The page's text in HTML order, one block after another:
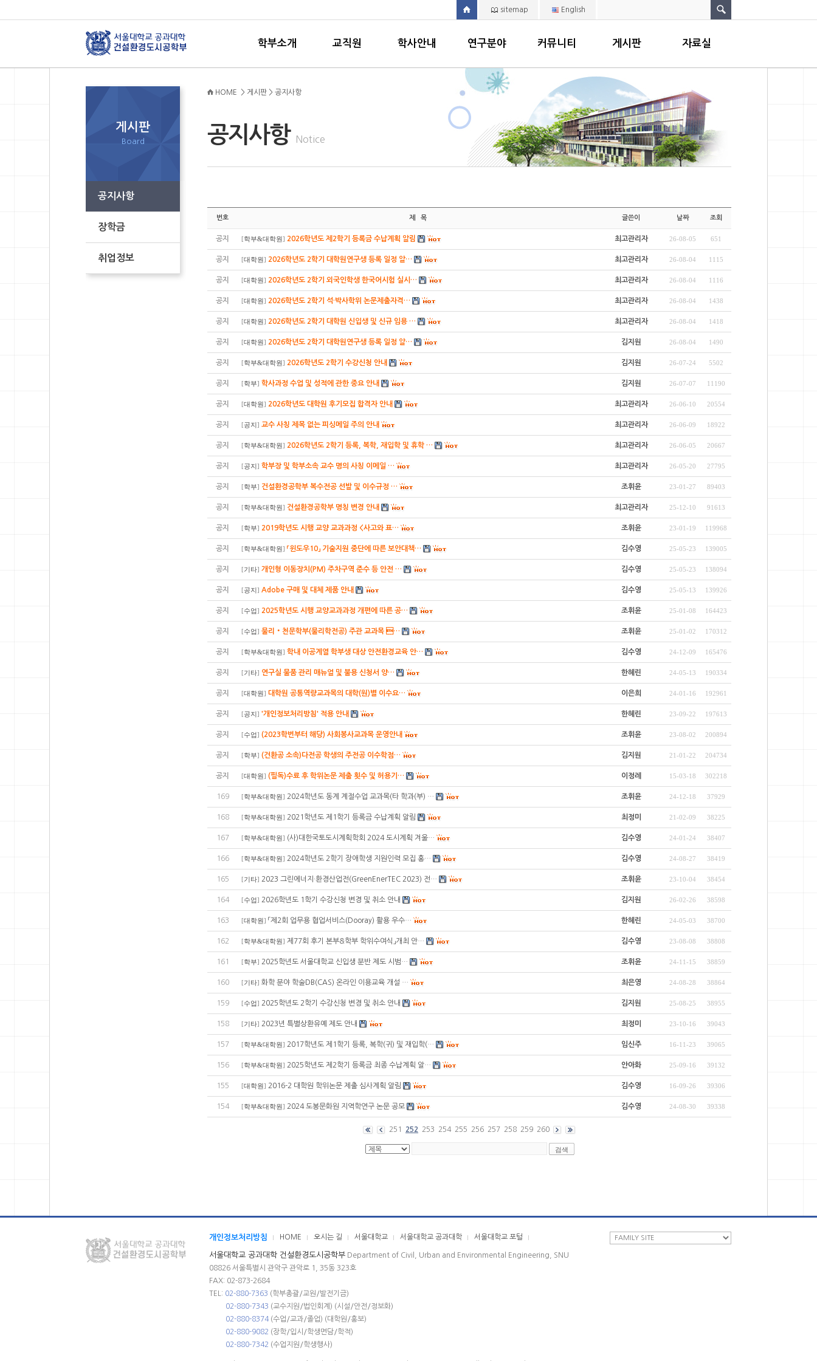
sitemap English
학부소개 교직원 학사안내 연구분야 커뮤니티 게시판 자료실
게시판
Board
공지사항
장학금
취업정보
공지사항 Notice
HOME > 게시판 > 공지사항
번호 제 목 글쓴이 날짜 조회
공지 [학부&대학원] 2026학년도 제2학기 등록금 수납계획 알림 최고관리자 26-08-05 651
공지 [대학원] 2026학년도 2학기 대학원연구생 등록 일정 알… 최고관리자 26-08-04 1115
공지 [대학원] 2026학년도 2학기 외국인학생 한국어시험 실시… 최고관리자 26-08-04 1116
공지 [대학원] 2026학년도 2학기 석·박사학위 논문제출자격… 최고관리자 26-08-04 1438
공지 [대학원] 2026학년도 2학기 대학원 신입생 및 신규 임용 … 최고관리자 26-08-04 1418
공지 [대학원] 2026학년도 2학기 대학원연구생 등록 일정 알… 김지원 26-08-04 1490
공지 [학부&대학원] 2026학년도 2학기 수강신청 안내 김지원 26-07-24 5502
공지 [학부] 학사과정 수업 및 성적에 관한 중요 안내 김지원 26-07-07 11190
공지 [대학원] 2026학년도 대학원 후기모집 합격자 안내 최고관리자 26-06-10 20554
공지 [공지 ] 교수 사칭 제목 없는 피싱메일 주의 안내 최고관리자 26-06-09 18922
공지 [학부&대학원] 2026학년도 2학기 등록, 복학, 재입학 및 휴학 … 최고관리자 26-06-05 20667
공지 [공지 ] 학부장 및 학부소속 교수 명의 사칭 이메일 … 최고관리자 26-05-20 27795
공지 [학부] 건설환경공학부 복수전공 선발 및 이수규정 … 조휘윤 23-01-27 89403
공지 [학부&대학원] 건설환경공학부 명칭 변경 안내 최고관리자 25-12-10 91613
공지 [학부] 2019학년도 시행 교양 교과과정 <사고와 표… 조휘윤 23-01-19 119968
공지 [학부&대학원] 「윈도우10」 기술지원 중단에 따른 보안대책… 김수영 25-05-23 139005
공지 [기타] 개인형 이동장치(PM) 주차구역 준수 등 안전 … 김수영 25-05-23 138094
공지 [공지 ] Adobe 구매 및 대체 제품 안내 김수영 25-05-13 139926
공지 [수업] 2025학년도 시행 교양교과과정 개편에 따른 공… 조휘윤 25-01-08 164423
공지 [수업] 물리‧천문학부(물리학전공) 주관 교과목 … 조휘윤 25-01-02 170312
공지 [학부&대학원] 학내 이공계열 학부생 대상 안전환경교육 안… 김수영 24-12-09 165476
공지 [기타] 연구실 물품 관리 매뉴얼 및 불용 신청서 양… 한혜린 24-05-13 190334
공지 [대학원] 대학원 공통역량교과목의 대학(원)별 이수요… 이은희 24-01-16 192961
공지 [공지 ] '개인정보처리방침' 적용 안내 한혜린 23-09-22 197613
공지 [수업] (2023학번부터 해당) 사회봉사교과목 운영안내 조휘윤 23-08-02 200894
공지 [학부] (건환공 소속)다전공 학생의 주전공 이수학점… 김지원 21-01-22 204734
공지 [대학원] (필독)수료 후 학위논문 제출 횟수 및 허용기… 이정례 15-03-18 302218
169 [학부&대학원] 2024학년도 동계 계절수업 교과목(타 학과(부) … 조휘윤 24-12-18 37929
168 [학부&대학원] 2021학년도 제1학기 등록금 수납계획 알림 최정미 21-02-09 38225
167 [학부&대학원] (사)대한국토도시계획학회 2024 도시계획 겨울… 김수영 24-01-24 38407
166 [학부&대학원] 2024학년도 2학기 장애학생 지원인력 모집 홍… 김수영 24-08-27 38419
165 [기타] 2023 그린에너지·환경산업전(GreenEnerTEC 2023) 전… 조휘윤 23-10-04 38454
164 [수업] 2026학년도 1학기 수강신청 변경 및 취소 안내 김지원 26-02-26 38598
163 [대학원] 「제2회 업무용 협업서비스(Dooray) 활용 우수… 한혜린 24-05-03 38700
162 [학부&대학원] 제77회 후기 본부&학부 학위수여식」개최 안… 김수영 23-08-08 38808
161 [학부] 2025학년도 서울대학교 신입생 분반 제도 시범… 조휘윤 24-11-15 38859
160 [기타] 화학 분야 학술DB(CAS) 온라인 이용교육 개설 … 최은영 24-08-28 38864
159 [수업] 2025학년도 2학기 수강신청 변경 및 취소 안내 김지원 25-08-25 38955
158 [기타] 2023년 특별상환유예 제도 안내 최정미 23-10-16 39043
157 [학부&대학원] 2017학년도 제1학기 등록, 복학(귀) 및 재입학(… 임신주 16-11-23 39065
156 [학부&대학원] 2025학년도 제2학기 등록금 최종 수납계획 알… 안아화 25-09-16 39132
155 [대학원] 2016-2 대학원 학위논문 제출 심사계획 알림 김수영 16-09-26 39306
154 [학부&대학원] 2024 도봉문화원 지역학연구 논문 공모 김수영 24-08-30 39338
251 252 253 254 255 256 257 258 259 260
개인정보처리방침 HOME 오시는 길 서울대학교 서울대학교 공과대학 서울대학교 포털
서울대학교 공과대학 건설환경도시공학부 Department of Civil, Urban and Environmental Engineering, SNU
08826 서울특별시 관악구 관악로 1, 35동 323호
FAX: 02-873-2684
TEL: 02-880-7363 (학부총괄/교원/발전기금)
02-880-7343 (교수지원/법인회계) (시설/안전/정보화)
02-880-8374(수업/교과/졸업) (대학원/홍보)
02-880-9082 (장학/입시/학생면담/학적)
02-880-7342 (수업지원/학생행사)